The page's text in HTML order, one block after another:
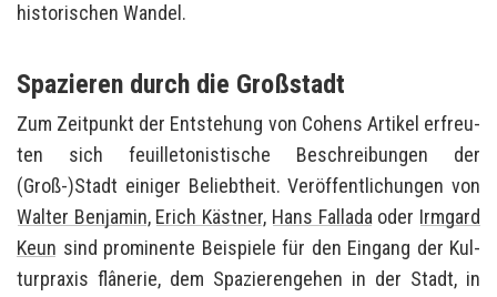
his­to­ri­schen Wan­del.
Spazieren durch die Großstadt
Zum Zeit­punkt der Ent­ste­hung von Co­hens Ar­ti­kel er­freu­
ten sich feuil­le­to­nis­ti­sche Be­schrei­bun­gen der
(Groß-)Stadt ei­ni­ger Be­liebt­heit. Ver­öf­fent­li­chun­gen von
Wal­ter Ben­ja­min, Erich Käst­ner, Hans Fal­la­daoder Irm­gard
Keun sind pro­mi­nen­te Bei­spie­le für den Ein­gang der Kul­
tur­pra­xis flânerie, dem Spa­zie­ren­ge­hen in der Stadt, in